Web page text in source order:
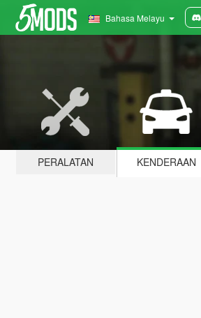
Bahasa Melayu
PERALATAN KENDERAAN